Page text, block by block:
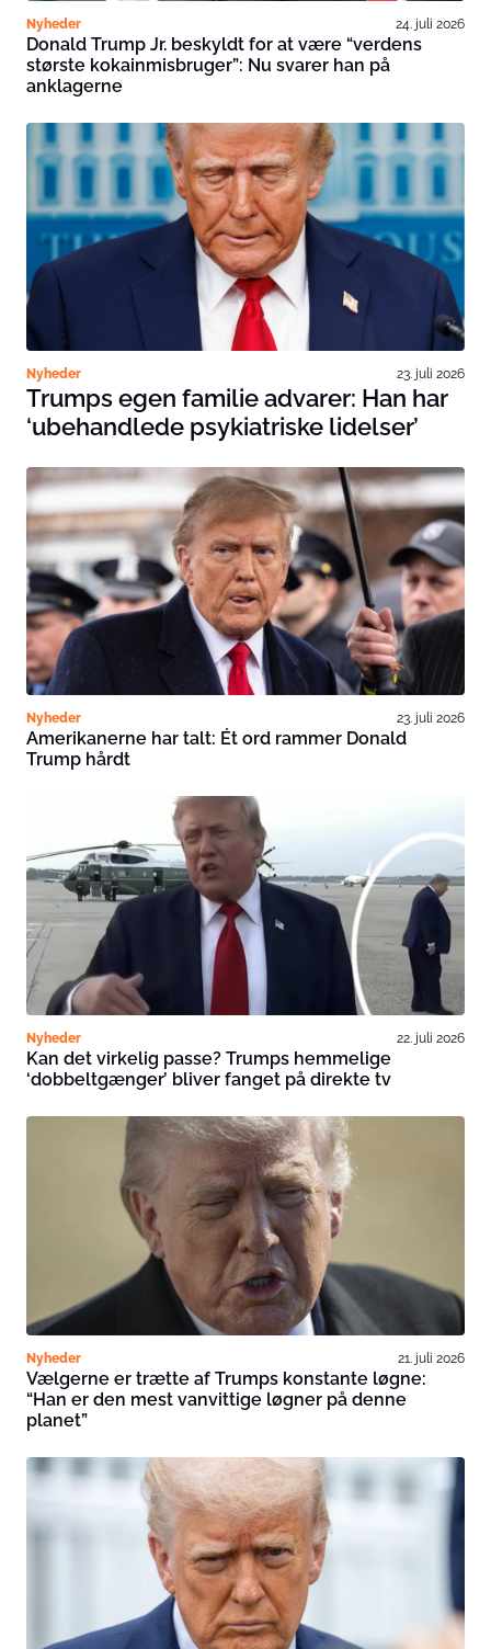
Nyheder 24. juli 2026
Donald Trump Jr. beskyldt for at være “verdens
største kokainmisbruger”: Nu svarer han på
anklagerne
Nyheder 23. juli 2026
Trumps egen familie advarer: Han har
‘ubehandlede psykiatriske lidelser’
Nyheder 23. juli 2026
Amerikanerne har talt: Ét ord rammer Donald
Trump hårdt
Nyheder 22. juli 2026
Kan det virkelig passe? Trumps hemmelige
‘dobbeltgænger’ bliver fanget på direkte tv
Nyheder 21. juli 2026
Vælgerne er trætte af Trumps konstante løgne:
“Han er den mest vanvittige løgner på denne
planet”